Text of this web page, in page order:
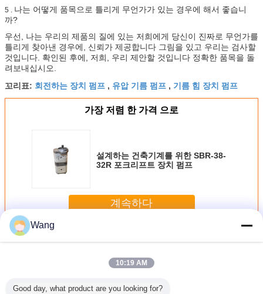
5 . 나는 어떻게 품목으로 틀리게 무언가가 있는 경우에 해서 좋습니
까?
우선, 나는 우리의 제품의 질에 있는 저희에게 당신이 진짜로 무언가를
틀리게 찾아낸 경우에, 신뢰가 제공합니다 그림을 있고 우리는 검사할
것입니다. 확인된 후에, 저희, 우리 제안할 것입니다 정확한 품목을 돌
려보내십시오.
꼬리표: 회전하는 장치 펌프 , 유압 기름 펌프 , 기름 힘 장치 펌프
가장 저렴 한 가격 으로
설계하는 건축기계를 위한 SBR-38-
32R 포크리프트 장치 펌프
계속하다
더 많은 것
Wang
10:19 AM
Good day, what product are you looking for?